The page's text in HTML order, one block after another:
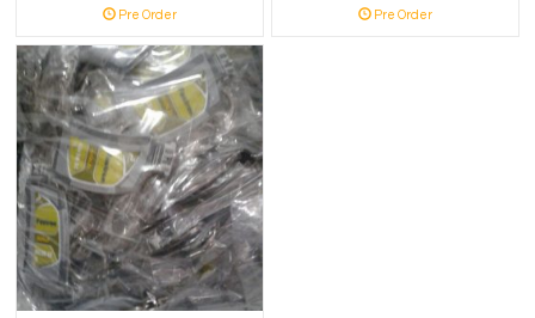
Pre Order Pre Order